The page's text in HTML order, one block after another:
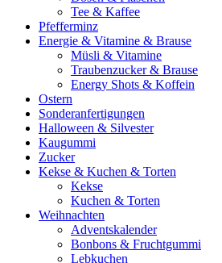
Tee & Kaffee
Pfefferminz
Energie & Vitamine & Brause
Müsli & Vitamine
Traubenzucker & Brause
Energy Shots & Koffein
Ostern
Sonderanfertigungen
Halloween & Silvester
Kaugummi
Zucker
Kekse & Kuchen & Torten
Kekse
Kuchen & Torten
Weihnachten
Adventskalender
Bonbons & Fruchtgummi
Lebkuchen